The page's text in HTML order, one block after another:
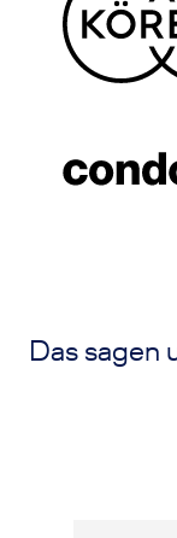
Das sagen